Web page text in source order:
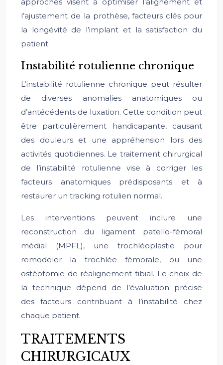
l’ajustement de la prothèse, facteurs clés pour
la longévité de l’implant et la satisfaction du
patient.
Instabilité rotulienne chronique
L’instabilité rotulienne chronique peut résulter
de diverses anomalies anatomiques ou
d’antécédents de luxation. Cette condition peut
être particulièrement handicapante, causant
des douleurs et une appréhension lors des
activités quotidiennes. Le traitement chirurgical
de l’instabilité rotulienne vise à corriger les
facteurs anatomiques prédisposants et à
restaurer un tracking rotulien normal.
Les interventions peuvent inclure une
reconstruction du ligament patello-fémoral
médial (MPFL), une trochléoplastie pour
remodeler la trochlée fémorale, ou une
ostéotomie de réalignement tibial. Le choix de
la technique dépend de l’évaluation précise
des facteurs contribuant à l’instabilité chez
chaque patient.
TRAITEMENTS
CHIRURGICAUX